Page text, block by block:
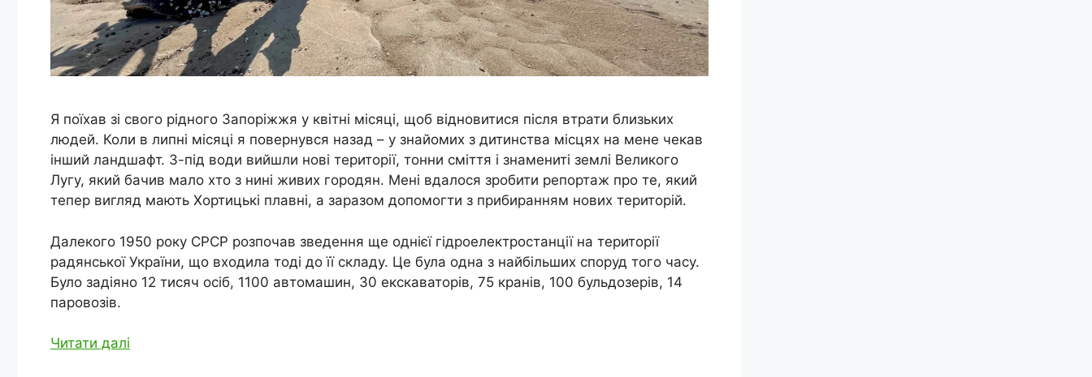
Я поїхав зі свого рідного Запоріжжя у квітні місяці, щоб відновитися після втрати близьких
людей. Коли в липні місяці я повернувся назад – у знайомих з дитинства місцях на мене чекав
інший ландшафт. З-під води вийшли нові території, тонни сміття і знамениті землі Великого
Лугу, який бачив мало хто з нині живих городян. Мені вдалося зробити репортаж про те, який
тепер вигляд мають Хортицькі плавні, а заразом допомогти з прибиранням нових територій.
Далекого 1950 року СРСР розпочав зведення ще однієї гідроелектростанції на території
радянської України, що входила тоді до її складу. Це була одна з найбільших споруд того часу.
Було задіяно 12 тисяч осіб, 1100 автомашин, 30 екскаваторів, 75 кранів, 100 бульдозерів, 14
паровозів.
Читати далі